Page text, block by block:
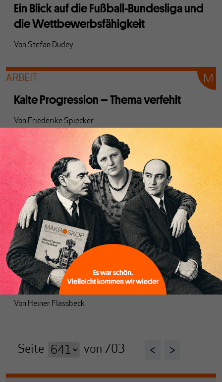
Ein Blick auf die Fußball-Bundesliga und
die Wettbewerbsfähigkeit
Von Stefan Dudey
ARBEIT
Kalte Progression – Thema verfehlt
Von Friederike Spiecker
FINANZSYSTEM
Unser Geldsystem XIII – Vollgeld, das
moderne Gold
VonHeiner Flassbeck und Friederike Spiecker
FINANZSYSTEM
Die Logik der flash boys und warum die
FAZ schon wieder daneben liegt
Von Heiner Flassbeck
Seite von 703 < >